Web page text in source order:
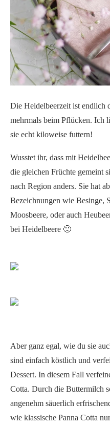
Die Heidelbeerzeit ist endlich
mehrmals beim Pflücken. Ich
sie echt kiloweise futtern!
Wusstet ihr, dass mit
die gleichen Früchte gemeint
nach Region anders. Sie hat
Bezeichnungen wie Besinge,
Moosbeere, oder auch
bei Heidelbeere 🙂
Aber ganz egal, wie du sie
sind einfach köstlich und
Dessert. In diesem Fall
Cotta. Durch die Buttermilch
angenehm säuerlich
wie klassische Panna Cotta